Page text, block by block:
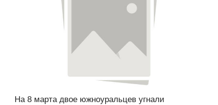
На 8 марта двое южноуральцев угнали